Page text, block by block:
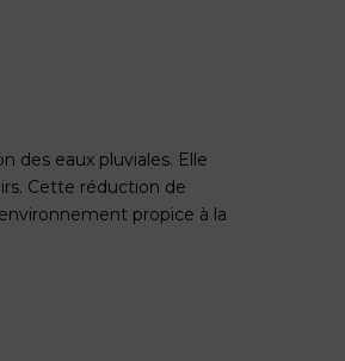
des eaux pluviales. Elle
Cette réduction de
propice à la